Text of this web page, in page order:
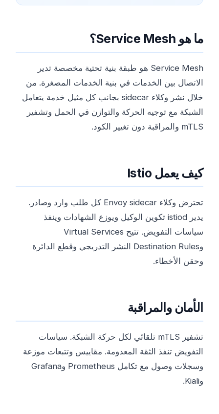
ما هو Service Mesh؟
Service Mesh هو طبقة بنية تحتية مخصصة تدير
الاتصال بين الخدمات في بنية الخدمات المصغرة. من
خلال نشر وكلاء sidecar بجانب كل مثيل خدمة يتعامل
الشبكة مع توجيه الحركة والتوازن في الحمل وتشفير
mTLS والمراقبة دون تغيير الكود.
كيف يعمل Istio
تحترض وكلاء Envoy sidecar كل طلب وارد وصادر.
يدير istiod تكوين الوكيل ويوزع الشهادات وينفذ
سياسات التفويض. تتيح Virtual Services
وDestination Rules النشر التدريجي وقطع الدائرة
وحقن الأخطاء.
الأمان والمراقبة
تشفير mTLS تلقائي لكل حركة الشبكة. سياسات
التفويض تنفذ الثقة المعدومة. مقاييس وتتبعات موزعة
وسجلات وصول مع تكامل Prometheus وGrafana
وKiali.